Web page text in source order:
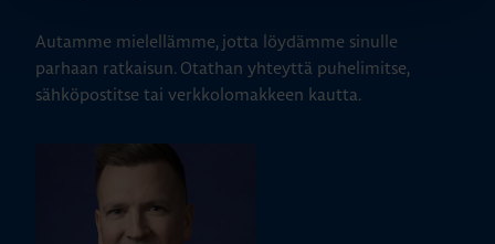
Autamme mielellämme, jotta löydämme sinulle
parhaan ratkaisun. Otathan yhteyttä puhelimitse,
sähköpostitse tai verkkolomakkeen kautta.